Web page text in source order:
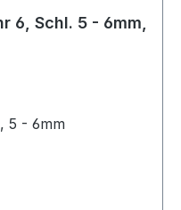
6, Schl. 5 - 6mm,
5 - 6mm